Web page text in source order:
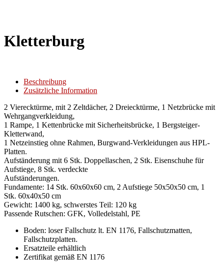
Kletterburg
Beschreibung
Zusätzliche Information
2 Vierecktürme, mit 2 Zeltdächer, 2 Dreiecktürme, 1 Netzbrücke mit
Wehrgangverkleidung,
1 Rampe, 1 Kettenbrücke mit Sicherheitsbrücke, 1 Bergsteiger-
Kletterwand,
1 Netzeinstieg ohne Rahmen, Burgwand-Verkleidungen aus HPL-
Platten.
Aufständerung mit 6 Stk. Doppellaschen, 2 Stk. Eisenschuhe für
Aufstiege, 8 Stk. verdeckte
Aufständerungen.
Fundamente: 14 Stk. 60x60x60 cm, 2 Aufstiege 50x50x50 cm, 1
Stk. 60x40x50 cm
Gewicht: 1400 kg, schwerstes Teil: 120 kg
Passende Rutschen: GFK, Volledelstahl, PE
Boden: loser Fallschutz lt. EN 1176, Fallschutzmatten,
Fallschutzplatten.
Ersatzteile erhältlich
Zertifikat gemäß EN 1176